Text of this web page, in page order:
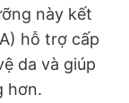
này kết
hỗ trợ cấp
da và giúp
hơn.